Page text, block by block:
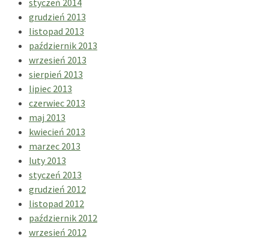
styczeń 2014
grudzień 2013
listopad 2013
październik 2013
wrzesień 2013
sierpień 2013
lipiec 2013
czerwiec 2013
maj 2013
kwiecień 2013
marzec 2013
luty 2013
styczeń 2013
grudzień 2012
listopad 2012
październik 2012
wrzesień 2012